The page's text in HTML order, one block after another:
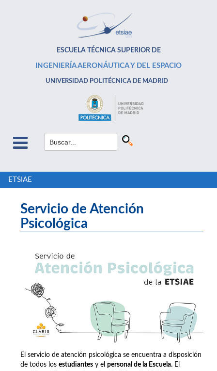
ESCUELA TÉCNICA SUPERIOR DE
INGENIERÍA AERONÁUTICA Y DEL ESPACIO
UNIVERSIDAD POLITÉCNICA DE MADRID
ETSIAE
Servicio de Atención
Psicológica
El servicio de atención psicológica se encuentra a disposición
de todos los estudiantes y el personal de la Escuela. El